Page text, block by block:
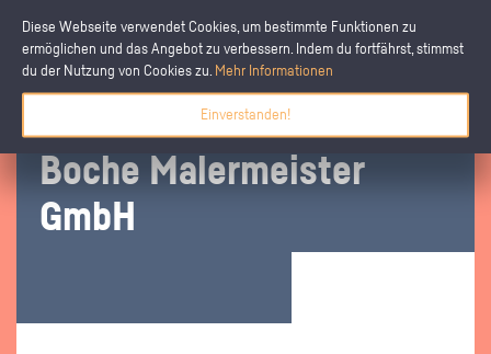
Diese Webseite verwendet Cookies, um bestimmte Funktionen zu
ermöglichen und das Angebot zu verbessern. Indem du fortfährst, stimmst
du der Nutzung von Cookies zu. Mehr Informationen
Einverstanden!
Boche Ma­ler­meis­ter
GmbH